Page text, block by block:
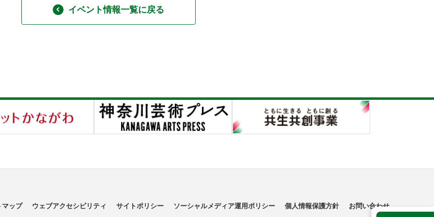
イベント情報一覧に戻る
マップ ウェブアクセシビリティ サイトポリシー ソーシャルメディア運用ポリシー 個人情報保護方針 お問い合わせ